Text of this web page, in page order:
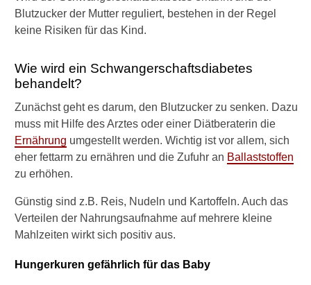
Blutzucker der Mutter reguliert, bestehen in der Regel
keine Risiken für das Kind.
Wie wird ein Schwangerschaftsdiabetes
behandelt?
Zunächst geht es darum, den Blutzucker zu senken. Dazu
muss mit Hilfe des Arztes oder einer Diätberaterin die
Ernährung umgestellt werden. Wichtig ist vor allem, sich
eher fettarm zu ernähren und die Zufuhr an Ballaststoffen
zu erhöhen.
Günstig sind z.B. Reis, Nudeln und Kartoffeln. Auch das
Verteilen der Nahrungsaufnahme auf mehrere kleine
Mahlzeiten wirkt sich positiv aus.
Hungerkuren gefährlich für das Baby
e
s
D
i
b
e
t
e
s
:
e
i
l
n